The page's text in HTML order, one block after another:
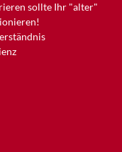
sollte Ihr "alter"